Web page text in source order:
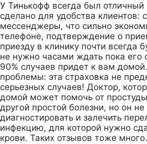
У Тинькофф всегда был отличный
сделано для удобства клиентов:
мессенджеры, что сильно
телефоне, подтверждение о
приезду в клинику почти всегда
не нужно часами ждать пока его
90% случаев придет к вам
проблемы: эта страховка не
серьезных случаев! Доктор,
домой может помочь от
другой простой болезни, но он
диагностировать и залечить
инфекцию, для которой нужно
крови. Таких отзывов тоже много.